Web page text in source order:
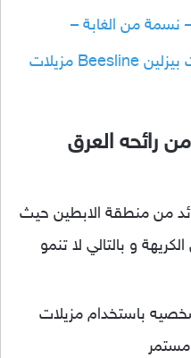
نسمة من الغابة –
دليلك الشامل حول منتجات بيزلين Beesline مزيلات
رائحه العرق
من منطقة الابطين حيث
و بالتالي لا تنمو
باستخدام مزيلات